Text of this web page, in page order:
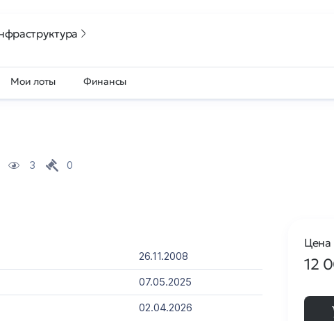
Мои лоты Финансы
3 0
26.11.2008
07.05.2025
02.04.2026
Цена
12